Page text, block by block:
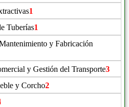
1
Tuberías1
y Fabricación
y Gestión del Transporte3
y Corcho2